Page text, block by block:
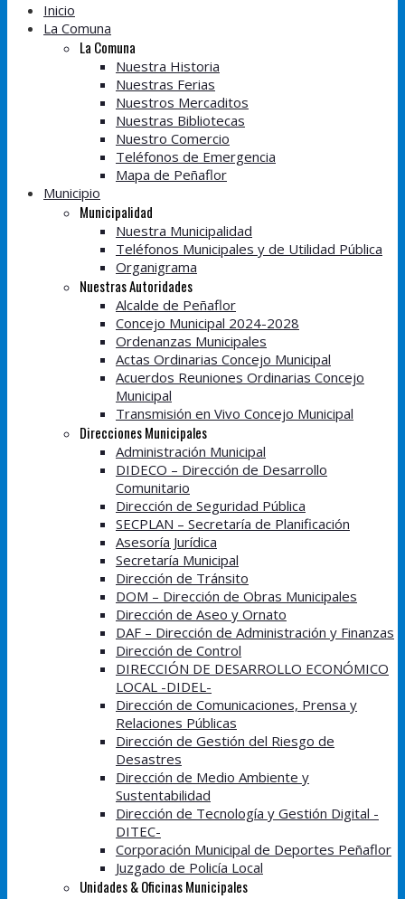
Inicio
La Comuna
La Comuna
Nuestra Historia
Nuestras Ferias
Nuestros Mercaditos
Nuestras Bibliotecas
Nuestro Comercio
Teléfonos de Emergencia
Mapa de Peñaflor
Municipio
Municipalidad
Nuestra Municipalidad
Teléfonos Municipales y de Utilidad Pública
Organigrama
Nuestras Autoridades
Alcalde de Peñaflor
Concejo Municipal 2024-2028
Ordenanzas Municipales
Actas Ordinarias Concejo Municipal
Acuerdos Reuniones Ordinarias Concejo
Municipal
Transmisión en Vivo Concejo Municipal
Direcciones Municipales
Administración Municipal
DIDECO – Dirección de Desarrollo
Comunitario
Dirección de Seguridad Pública
SECPLAN – Secretaría de Planificación
Asesoría Jurídica
Secretaría Municipal
Dirección de Tránsito
DOM – Dirección de Obras Municipales
Dirección de Aseo y Ornato
DAF – Dirección de Administración y Finanzas
Dirección de Control
DIRECCIÓN DE DESARROLLO ECONÓMICO
LOCAL -DIDEL-
Dirección de Comunicaciones, Prensa y
Relaciones Públicas
Dirección de Gestión del Riesgo de
Desastres
Dirección de Medio Ambiente y
Sustentabilidad
Dirección de Tecnología y Gestión Digital -
DITEC-
Corporación Municipal de Deportes Peñaflor
Juzgado de Policía Local
Unidades & Oficinas Municipales